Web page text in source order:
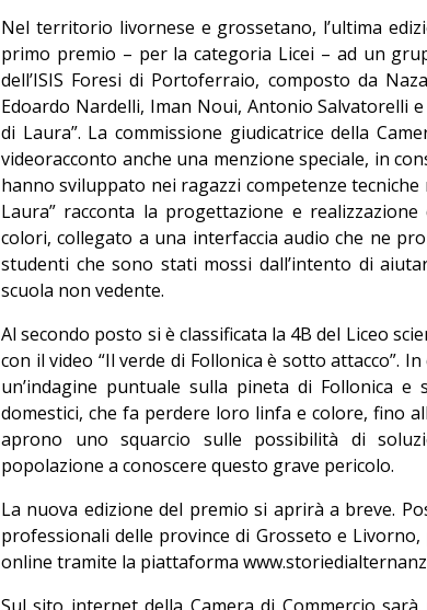
Nel territorio livornese e grossetano, l’ultima
primo premio – per la categoria Licei – ad un
dell’ISIS Foresi di Portoferraio, composto da
Edoardo Nardelli, Iman Noui, Antonio Salvatorelli
di Laura”. La commissione giudicatrice della
videoracconto anche una menzione speciale, in
hanno sviluppato nei ragazzi competenze
Laura” racconta la progettazione e
colori, collegato a una interfaccia audio che ne
studenti che sono stati mossi dall’intento di
scuola non vedente.
Al secondo posto si è classificata la 4B del Liceo
con il video “Il verde di Follonica è sotto attacco”.
un’indagine puntuale sulla pineta di Follonica
domestici, che fa perdere loro linfa e colore, fino
aprono uno squarcio sulle possibilità di
popolazione a conoscere questo grave pericolo.
La nuova edizione del premio si aprirà a breve.
professionali delle province di Grosseto e
online tramite la piattaforma